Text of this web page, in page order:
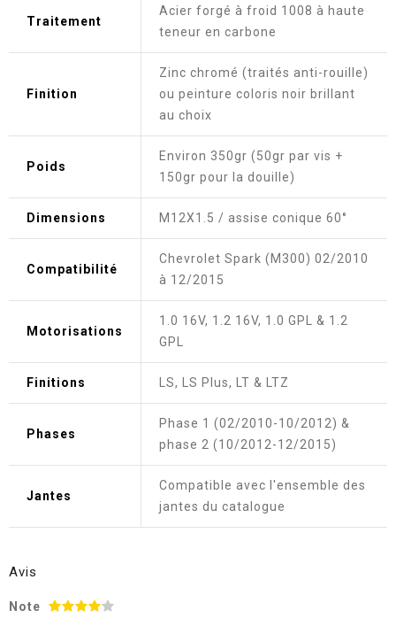
Traitement
Acier forgé à froid 1008 à haute
teneur en carbone
Finition
Zinc chromé (traités anti-rouille)
ou peinture coloris noir brillant
au choix
Poids
Environ 350gr (50gr par vis +
150gr pour la douille)
Dimensions M12X1.5 / assise conique 60°
Compatibilité
Chevrolet Spark (M300) 02/2010
à 12/2015
Motorisations
1.0 16V, 1.2 16V, 1.0 GPL & 1.2
GPL
Finitions LS, LS Plus, LT & LTZ
Phases
Phase 1 (02/2010-10/2012) &
phase 2 (10/2012-12/2015)
Jantes
Compatible avec l'ensemble des
jantes du catalogue
Avis
Note